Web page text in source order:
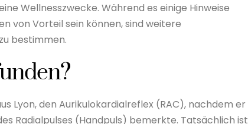
Wellnesszwecke. Während es einige Hinweise
von Vorteil sein können, sind weitere
bestimmen.
Lyon, den Aurikulokardialreflex (RAC), nachdem er
Radialpulses (Handpuls) bemerkte. Tatsächlich ist